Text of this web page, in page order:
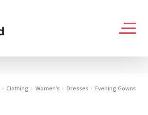
› Clothing › Women’s › Dresses › Evening Gowns